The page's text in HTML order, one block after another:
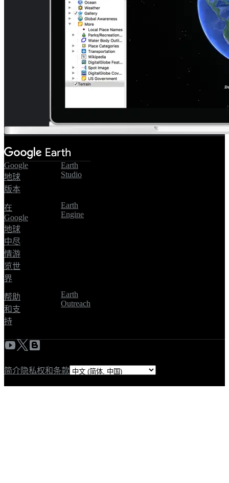
Google
地球
版本
在
Google
地球
中尽
情游
览世
界
帮助
和支
持
Earth
Studio
Earth
Engine
Earth
Outreach
简介隐私权和条款